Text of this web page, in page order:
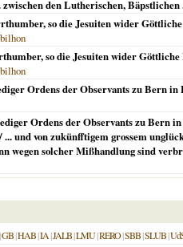
den Lutherischen, Bäpstlichen
so die Jesuiten wider
so die Jesuiten wider
Ordens der Observants zu Bern in
Ordens der Observants zu Bern
und von zukünfftigem grossem
wegen solcher Mißhandlung sind
|GB|HAB|IA|JALB|LMU|RERO|SBB|SLUB|